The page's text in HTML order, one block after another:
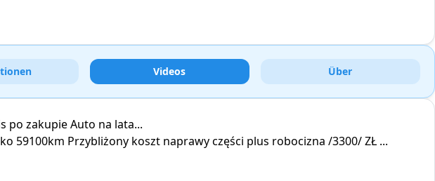
Videos Über
po zakupie Auto na lata...
59100km Przybliżony koszt naprawy części plus robocizna /3300/ ZŁ ...